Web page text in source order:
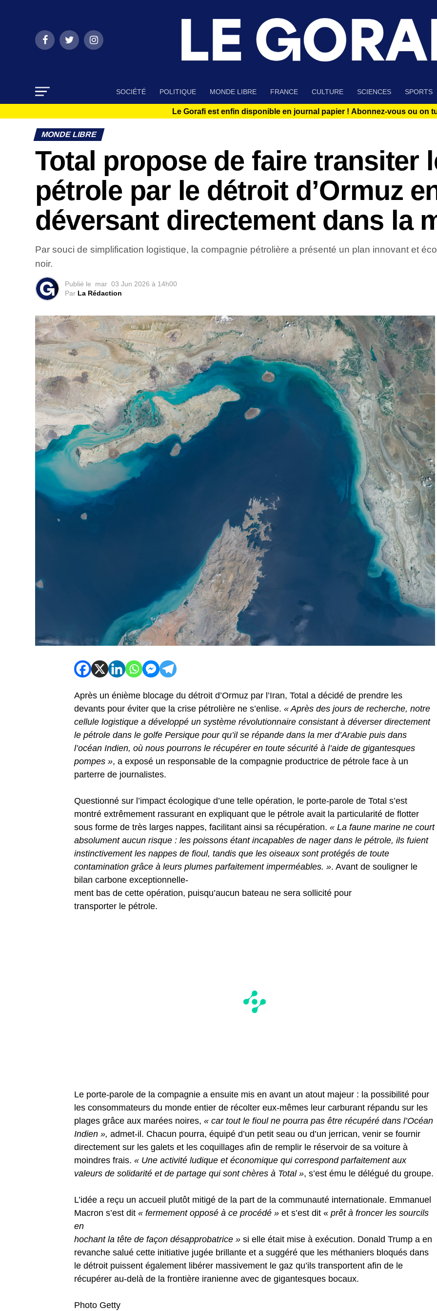
SOCIÉTÉ POLITIQUE MONDE LIBRE FRANCE CULTURE SCIENCES SPORTS
Le Gorafi est enfin disponible en journal papier ! Abonnez-vous ou on
MONDE LIBRE
Total propose de faire transiter
pétrole par le détroit d’Ormuz
déversant directement dans la
Par souci de simplification logistique, la compagnie pétrolière a présenté un plan innovant et
noir.
Publié le mar 03 Jun 2026 à 14h00
Par La Rédaction
Après un énième blocage du détroit d’Ormuz par l’Iran, Total a décidé de prendre les
devants pour éviter que la crise pétrolière ne s’enlise. « Après des jours de recherche, notre
cellule logistique a développé un système révolutionnaire consistant à déverser directement
le pétrole dans le golfe Persique pour qu’il se répande dans la mer d’Arabie puis dans
l’océan Indien, où nous pourrons le récupérer en toute sécurité à l’aide de gigantesques
pompes », a exposé un responsable de la compagnie productrice de pétrole face à un
parterre de journalistes.
Questionné sur l’impact écologique d’une telle opération, le porte-parole de Total s’est
montré extrêmement rassurant en expliquant que le pétrole avait la particularité de flotter
sous forme de très larges nappes, facilitant ainsi sa récupération. « La faune marine ne court
absolument aucun risque : les poissons étant incapables de nager dans le pétrole, ils fuient
instinctivement les nappes de fioul, tandis que les oiseaux sont protégés de toute
contamination grâce à leurs plumes parfaitement imperméables. ». Avant de souligner le
bilan carbone exceptionnelle-
ment bas de cette opération, puisqu’aucun bateau ne sera sollicité pour
transporter le pétrole.
Le porte-parole de la compagnie a ensuite mis en avant un atout majeur : la possibilité pour
les consommateurs du monde entier de récolter eux-mêmes leur carburant répandu sur les
plages grâce aux marées noires, « car tout le fioul ne pourra pas être récupéré dans l’Océan
Indien », admet-il. Chacun pourra, équipé d’un petit seau ou d’un jerrican, venir se fournir
directement sur les galets et les coquillages afin de remplir le réservoir de sa voiture à
moindres frais. « Une activité ludique et économique qui correspond parfaitement aux
valeurs de solidarité et de partage qui sont chères à Total », s’est ému le délégué du groupe.
L’idée a reçu un accueil plutôt mitigé de la part de la communauté internationale. Emmanuel
Macron s’est dit « fermement opposé à ce procédé » et s’est dit « prêt à froncer les sourcils
en
hochant la tête de façon désapprobatrice » si elle était mise à exécution. Donald Trump a en
revanche salué cette initiative jugée brillante et a suggéré que les méthaniers bloqués dans
le détroit puissent également libérer massivement le gaz qu’ils transportent afin de le
récupérer au-delà de la frontière iranienne avec de gigantesques bocaux.
Photo Getty